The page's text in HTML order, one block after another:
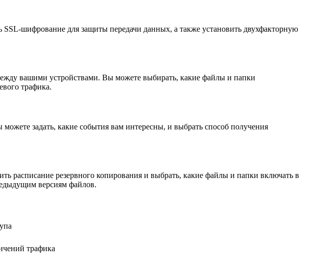
шифрование для защиты передачи данных, а также установить двухфакторную
вашими устройствами. Вы можете выбирать, какие файлы и папки
трафика.
задать, какие события вам интересны, и выбрать способ получения
расписание резервного копирования и выбрать, какие файлы и папки включать в
версиям файлов.
трафика